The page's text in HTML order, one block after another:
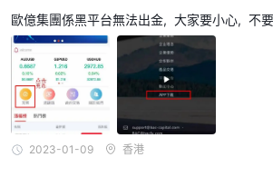
歐億集團係黑平台無法出金, 大家要小心, 不
2023-01-09 香港